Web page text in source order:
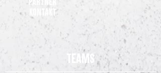
Kontakt
Teams